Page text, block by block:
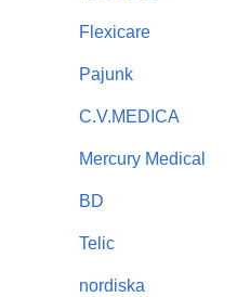
Flexicare
Pajunk
C.V.MEDICA
Mercury Medical
BD
Telic
nordiska